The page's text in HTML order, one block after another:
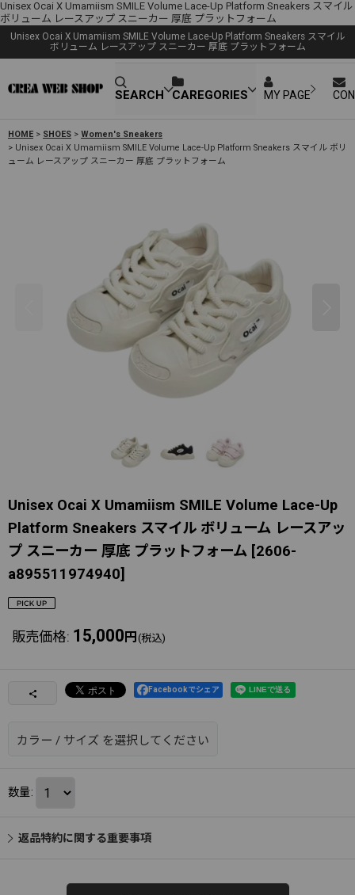
Unisex Ocai X Umamiism SMILE Volume Lace-Up Platform Sneakers スマイル
ボリューム レースアップ スニーカー 厚底 プラットフォーム
Unisex Ocai X Umamiism SMILE Volume Lace-Up Platform Sneakers スマイル
ボリューム レースアップ スニーカー 厚底 プラットフォーム
SEARCH CAREGORIES MY PAGE
HOME > SHOES > Women's Sneakers
> Unisex Ocai X Umamiism SMILE Volume Lace-Up Platform Sneakers スマイル ボリ
ューム レースアップ スニーカー 厚底 プラットフォーム
Unisex Ocai X Umamiism SMILE Volume Lace-Up
Platform Sneakers スマイル ボリューム レースアッ
プ スニーカー 厚底 プラットフォーム [2606-
a895511974940]
販売価格: 15,000 円 (税込)
Facebookでシェア
カラー / サイズ を選択してください
数量:
返品特約に関する重要事項